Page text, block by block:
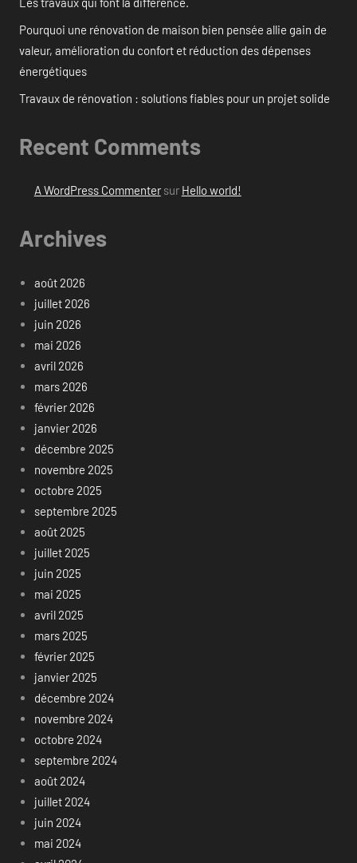
Pourquoi une rénovation de maison bien pensée allie gain de
valeur, amélioration du confort et réduction des dépenses
énergétiques
Travaux de rénovation : solutions fiables pour un projet solide
Recent Comments
A WordPress Commentersur Hello world!
Archives
août 2026
juillet 2026
juin 2026
mai 2026
avril 2026
mars 2026
février 2026
janvier 2026
décembre 2025
novembre 2025
octobre 2025
septembre 2025
août 2025
juillet 2025
juin 2025
mai 2025
avril 2025
mars 2025
février 2025
janvier 2025
décembre 2024
novembre 2024
octobre 2024
septembre 2024
août 2024
juillet 2024
juin 2024
mai 2024